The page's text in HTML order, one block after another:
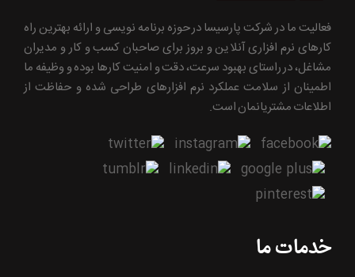
فعالیت ما در شرکت پارسیسا در حوزه برنامه نویسی و ارائه بهترین راه
کارهای نرم افزاری آنلاین و بروز برای صاحبان کسب و کار و مدیران
مشاغل، در راستای بهبود سرعت، دقت و امنیت کارها بوده و وظیفه ما
اطمینان از سلامت عملکرد نرم افزارهای طراحی شده و حفاظت از
اطلاعات مشتریانمان است.
خدمات ما